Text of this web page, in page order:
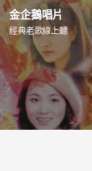
跳
至
主
內
容
金企鵝唱片
經典老歌線上聽